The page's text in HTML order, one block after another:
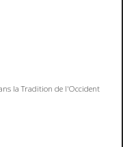
la Tradition de l'Occident